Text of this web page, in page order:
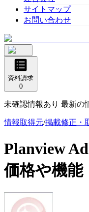
サイトマップ
お問い合わせ
資料請求
0
未確認情報あり 最新の
情報取得元/掲載修正・
Planview
価格や機能